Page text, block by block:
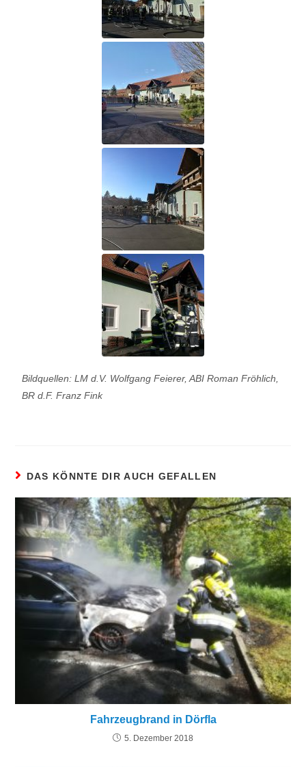
Bildquellen: LM d.V. Wolfgang Feierer, ABI Roman Fröhlich,
BR d.F. Franz Fink
DAS KÖNNTE DIR AUCH GEFALLEN
Fahrzeugbrand in Dörfla
5. Dezember 2018